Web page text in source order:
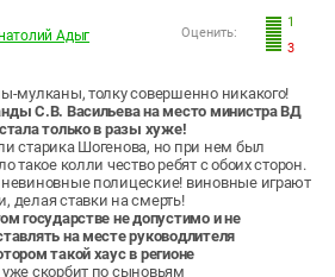
1
3
Оценить:
Адыг
мулканы, толку совершенно никакого!
С.В. Васильева на место министра ВД
только в разы хуже!
старика Шогенова, но при нем был
такое колли чество ребят с обоих сторон.
невиновные полицеские! виновные играют
делая ставки на смерть!
государстве не допустимо и не
на месте руководлителя
такой хаус в регионе
скорбит по сыновьям